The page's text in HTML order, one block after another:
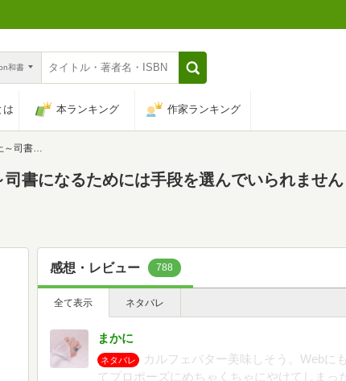
和書
は 本ランキング 作家ランキング
第一部「兵士の娘2」
司書になるためには手段を選んでいられませ
感想・レビュー 788
全て表示 ネタバレ
まかに
ネタバレ
カルフェバター美味しそう。Webに
てプロポーズにめちゃくちゃにやけてしま